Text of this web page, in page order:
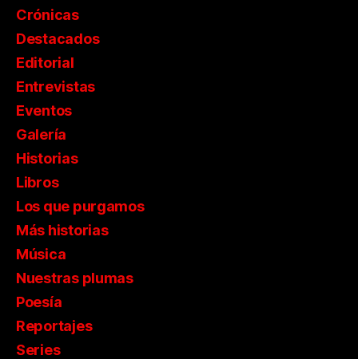
Crónicas
Destacados
Editorial
Entrevistas
Eventos
Galería
Historias
Libros
Los que purgamos
Más historias
Música
Nuestras plumas
Poesía
Reportajes
Series